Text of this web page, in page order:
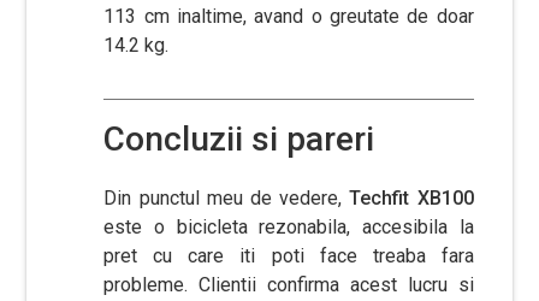
113 cm inaltime, avand o greutate de doar
14.2 kg.
Concluzii si pareri
Din punctul meu de vedere,Techfit XB100
este o bicicleta rezonabila, accesibila la
pret cu care iti poti face treaba fara
probleme. Clientii confirma acest lucru si